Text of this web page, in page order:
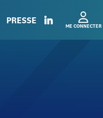
PRESSE